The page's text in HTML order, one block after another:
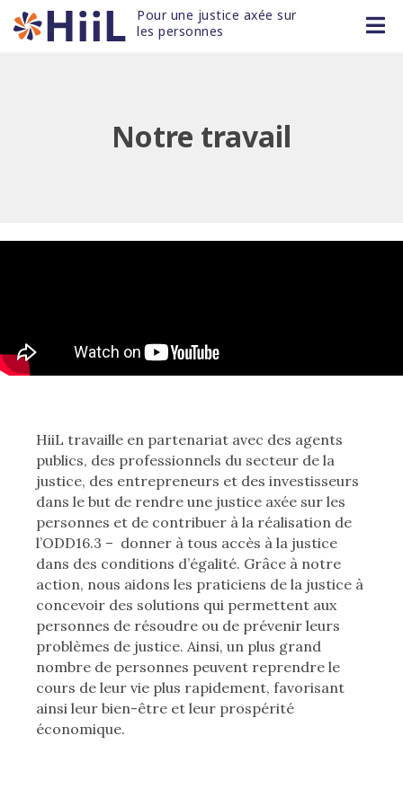
Pour une justice axée sur
les personnes
Notre travail
HiiL travaille en partenariat avec des agents
publics, des professionnels du secteur de la
justice, des entrepreneurs et des investisseurs
dans le but de rendre une justice axée sur les
personnes et de contribuer à la réalisation de
l’ODD16.3 – donner à tous accès à la justice
dans des conditions d’égalité. Grâce à notre
action, nous aidons les praticiens de la justice à
concevoir des solutions qui permettent aux
personnes de résoudre ou de prévenir leurs
problèmes de justice. Ainsi, un plus grand
nombre de personnes peuvent reprendre le
cours de leur vie plus rapidement, favorisant
ainsi leur bien-être et leur prospérité
économique.